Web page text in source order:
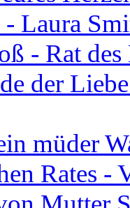
- Laura
- Rat
der
müder
Rates -